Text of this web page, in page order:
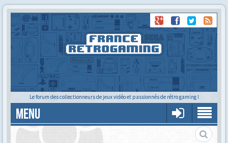
Le forum des collectionneurs de jeux vidéo et passionnés de rétro gaming !
MENU
Tu cherches quelqu'un ?